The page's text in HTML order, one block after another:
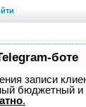
боте
записи
бюджетный и
.